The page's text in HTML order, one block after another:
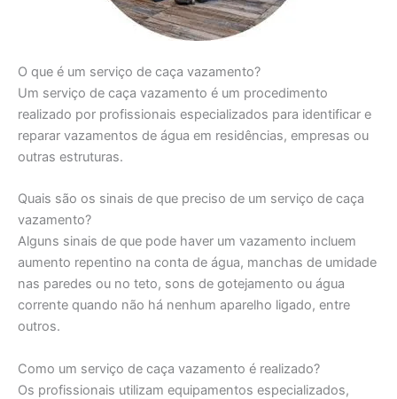
O que é um serviço de caça vazamento?
Um serviço de caça vazamento é um procedimento
realizado por profissionais especializados para identificar e
reparar vazamentos de água em residências, empresas ou
outras estruturas.
Quais são os sinais de que preciso de um serviço de caça
vazamento?
Alguns sinais de que pode haver um vazamento incluem
aumento repentino na conta de água, manchas de umidade
nas paredes ou no teto, sons de gotejamento ou água
corrente quando não há nenhum aparelho ligado, entre
outros.
Como um serviço de caça vazamento é realizado?
Os profissionais utilizam equipamentos especializados,